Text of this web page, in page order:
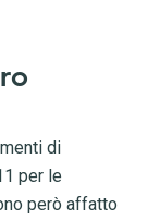
di
per le
però affatto